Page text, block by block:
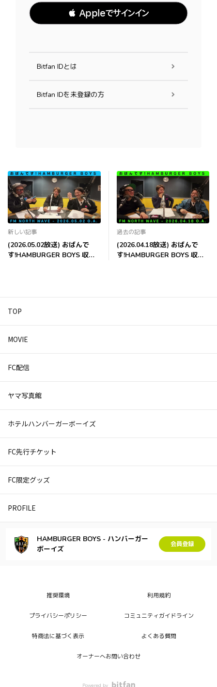
 Appleでサインイン
Bitfan IDとは
Bitfan IDを未登録の方
新しい記事
(2026.05.02放送) おばんで
す!HAMBURGER BOYS 収録
過去の記事
(2026.04.18放送) おばんで
す!HAMBURGER BOYS 収録
TOP
MOVIE
FC配信
ヤマ写真館
ホテルハンバーガーボーイズ
FC先行チケット
FC限定グッズ
PROFILE
HAMBURGER BOYS - ハンバーガー
ボーイズ
会員登録
推奨環境 利用規約
プライバシーポリシー コミュニティガイドライン
特商法に基づく表示 よくある質問
オーナーへお問い合わせ
Powered by